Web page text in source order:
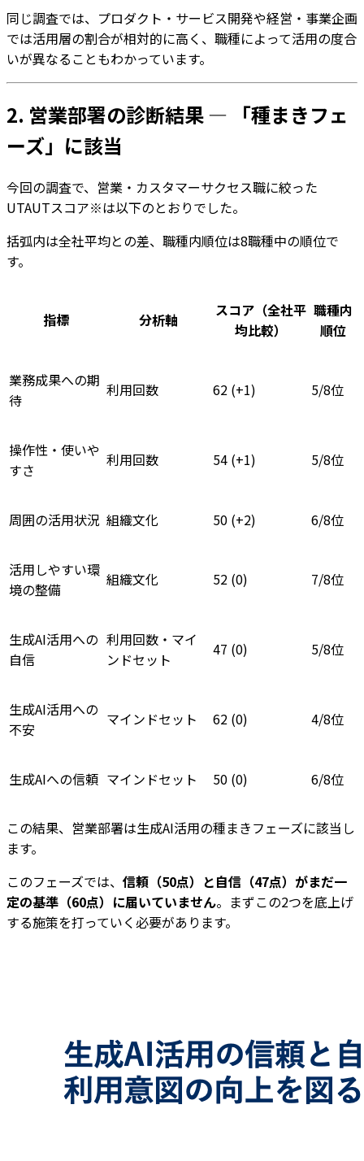
同じ調査では、プロダクト・サービス開発や経営・事業企画
では活用層の割合が相対的に高く、職種によって活用の度合
いが異なることもわかっています。
2. 営業部署の診断結果 — 「種まきフェ
ーズ」に該当
今回の調査で、営業・カスタマーサクセス職に絞った
UTAUTスコア※は以下のとおりでした。
括弧内は全社平均との差、職種内順位は8職種中の順位で
す。
指標 分析軸
スコア（全社平
均比較）
職種内
順位
業務成果への期
待
利用回数 62 (+1) 5/8位
操作性・使いや
すさ
利用回数 54 (+1) 5/8位
周囲の活用状況 組織文化 50 (+2) 6/8位
活用しやすい環
境の整備
組織文化 52 (0) 7/8位
生成AI活用への
自信
利用回数・マイ
ンドセット
47 (0) 5/8位
生成AI活用への
不安
マインドセット 62 (0) 4/8位
生成AIへの信頼 マインドセット 50 (0) 6/8位
この結果、営業部署は生成AI活用の種まきフェーズに該当し
ます。
このフェーズでは、 信頼（50点）と自信（47点）がまだ一
定の基準（60点）に届いていません。まずこの2つを底上げ
する施策を打っていく必要があります。